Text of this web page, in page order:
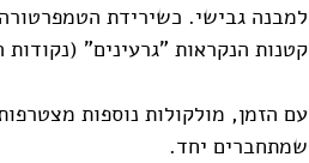
למבנה גבישי. כשירידת
קטנות הנקראות "גרעינים"
עם הזמן, מולקולות נוספות
שמתחברים יחד.